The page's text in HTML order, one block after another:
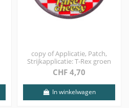
copy of Applicatie, Patch,
Strijkapplicatie: T-Rex groen
CHF 4,70
In winkelwagen